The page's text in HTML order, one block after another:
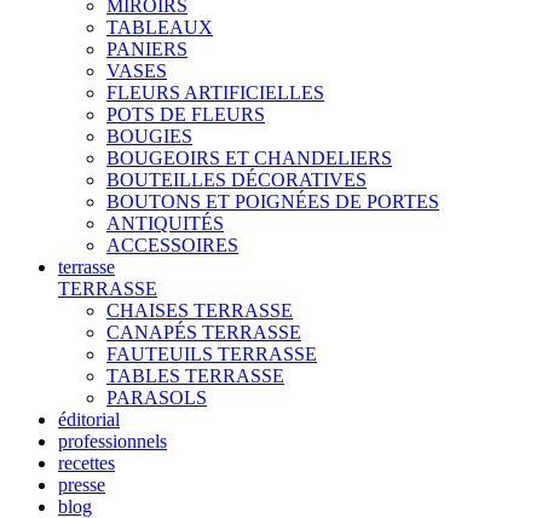
MIROIRS
TABLEAUX
PANIERS
VASES
FLEURS ARTIFICIELLES
POTS DE FLEURS
BOUGIES
BOUGEOIRS ET CHANDELIERS
BOUTEILLES DÉCORATIVES
BOUTONS ET POIGNÉES DE PORTES
ANTIQUITÉS
ACCESSOIRES
terrasse
TERRASSE
CHAISES TERRASSE
CANAPÉS TERRASSE
FAUTEUILS TERRASSE
TABLES TERRASSE
PARASOLS
éditorial
professionnels
recettes
presse
blog